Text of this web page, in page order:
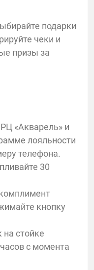
подарки
чеки и
призы за
«Акварель» и
лояльности
телефона.
30
кнопку
на стойке
с момента